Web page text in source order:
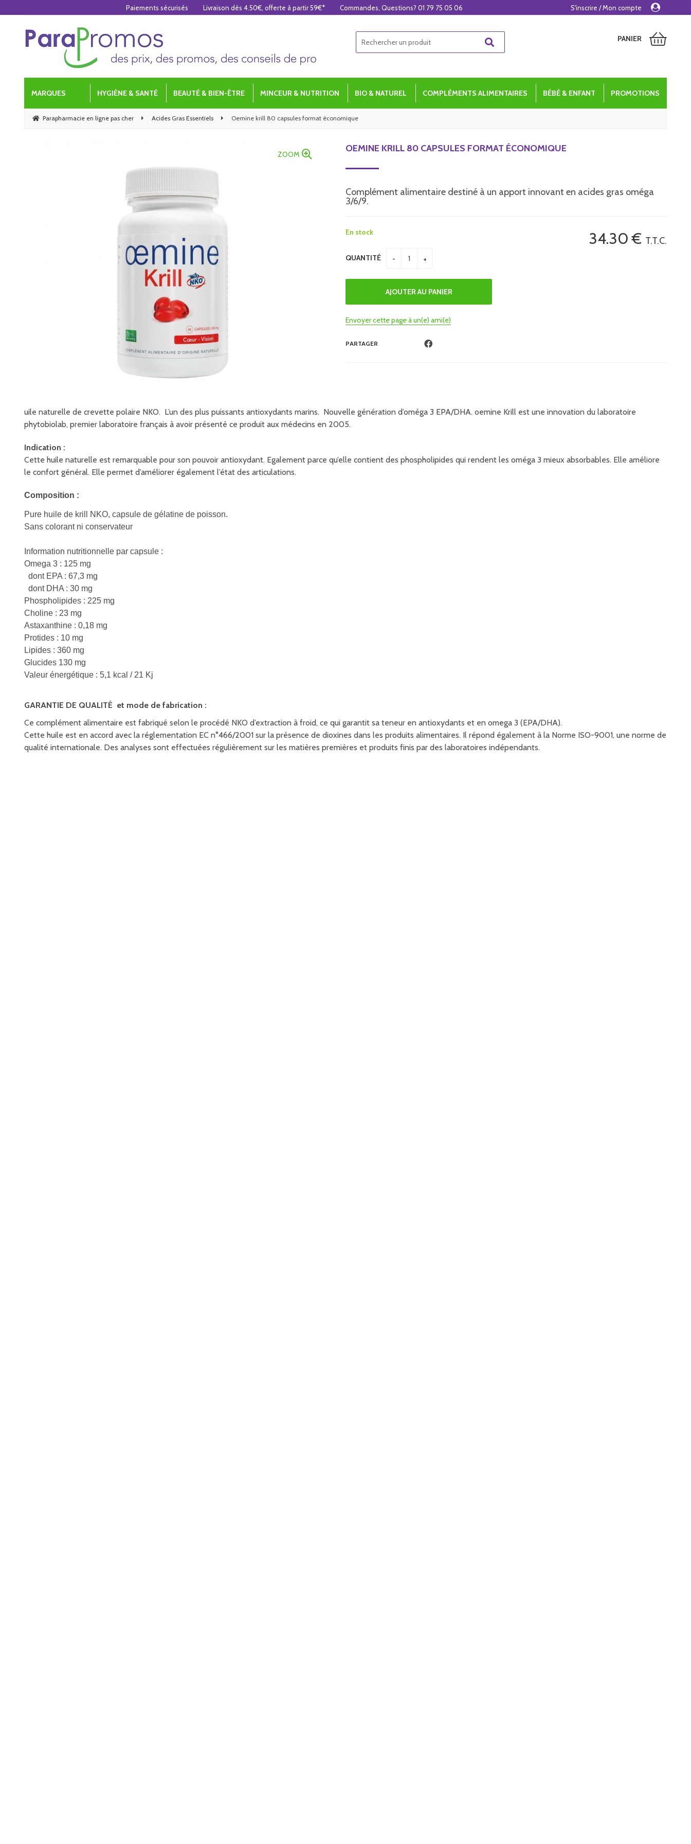
PANIER
MARQUES HYGIÈNE & SANTÉ BEAUTÉ & BIEN-ÊTRE MINCEUR & NUTRITION BIO & NATUREL COMPLÉMENTS ALIMENTAIRES BÉBÉ & ENFANT PROMOTIONS
Parapharmacie en ligne pas cher Acides Gras Essentiels Oemine krill 80 capsules format économique
ZOOM
OEMINE KRILL 80 CAPSULES FORMAT ÉCONOMIQUE
Complément alimentaire destiné à un apport innovant en acides gras oméga
3/6/9.
34.30€ T.T.C.
En stock
QUANTITÉ
Envoyer cette page à un(e) ami(e)
PARTAGER
uile naturelle de crevette polaire NKO. L’un des plus puissants antioxydants marins. Nouvelle génération d’oméga 3 EPA/DHA. oemine Krill est une innovation du laboratoire
phytobiolab, premier laboratoire français à avoir présenté ce produit aux médecins en 2005.
Indication :
Cette huile naturelle est remarquable pour son pouvoir antioxydant. Egalement parce qu’elle contient des phospholipides qui rendent les oméga 3 mieux absorbables. Elle améliore
le confort général. Elle permet d’améliorer également l’état des articulations.
Composition :
Pure huile de krill NKO, capsule de gélatine de poisson.
Sans colorant ni conservateur
Information nutritionnelle par capsule :
Omega 3 : 125 mg
dont EPA : 67,3 mg
dont DHA : 30 mg
Phospholipides : 225 mg
Choline : 23 mg
Astaxanthine : 0,18 mg
Protides : 10 mg
Lipides : 360 mg
Glucides 130 mg
Valeur énergétique : 5,1 kcal / 21 Kj
GARANTIE DE QUALITÉ et mode de fabrication :
Ce complément alimentaire est fabriqué selon le procédé NKO d’extraction à froid, ce qui garantit sa teneur en antioxydants et en omega 3 (EPA/DHA).
Cette huile est en accord avec la réglementation EC n°466/2001 sur la présence de dioxines dans les produits alimentaires. Il répond également à la Norme ISO-9001, une norme de
qualité internationale. Des analyses sont effectuées régulièrement sur les matières premières et produits finis par des laboratoires indépendants.
Paiements sécurisés Livraison dès 4.50€, offerte à partir 59€* Commandes, Questions? 01 79 75 05 06 S'inscrire / Mon compte